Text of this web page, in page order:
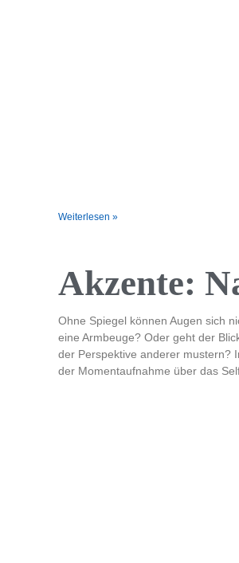
Weiterlesen »
Akzente:
Ohne Spiegel können Augen sich
eine Armbeuge? Oder geht der
der Perspektive anderer mustern?
der Momentaufnahme über das